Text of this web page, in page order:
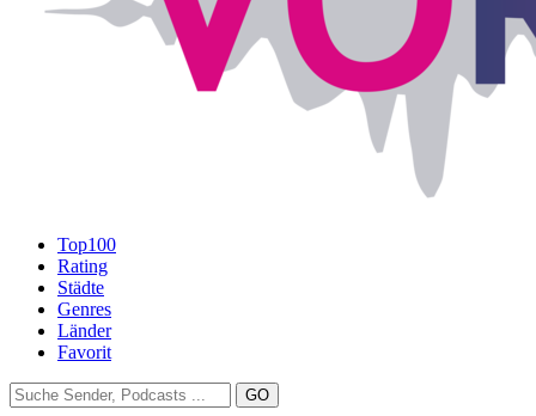
Top100
Rating
Städte
Genres
Länder
Favorit
GO